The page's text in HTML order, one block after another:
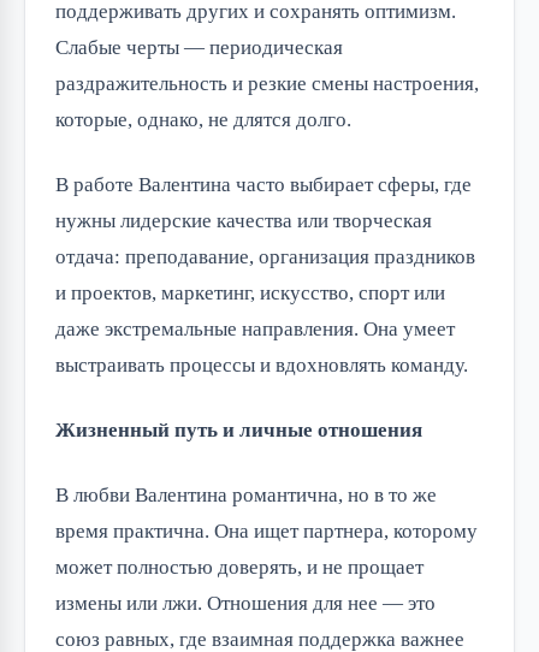
поддерживать других и сохранять оптимизм.
Слабые черты — периодическая
раздражительность и резкие смены настроения,
которые, однако, не длятся долго.
В работе Валентина часто выбирает сферы, где
нужны лидерские качества или творческая
отдача: преподавание, организация праздников
и проектов, маркетинг, искусство, спорт или
даже экстремальные направления. Она умеет
выстраивать процессы и вдохновлять команду.
Жизненный путь и личные отношения
В любви Валентина романтична, но в то же
время практична. Она ищет партнера, которому
может полностью доверять, и не прощает
измены или лжи. Отношения для нее — это
союз равных, где взаимная поддержка важнее